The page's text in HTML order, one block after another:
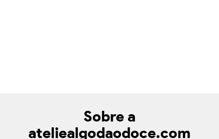
Sobre a
ateliealgodaodoce.com